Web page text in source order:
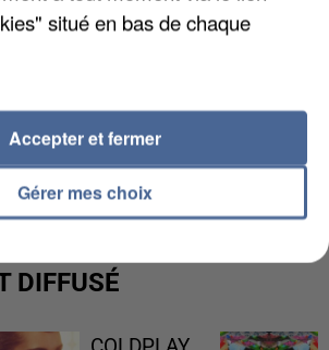
SUPPOSÉS DE LA DZ
EN ALGÉRIE
DIFFUSÉ
situé en bas de chaque
Gérer mes choix
Accepter et fermer